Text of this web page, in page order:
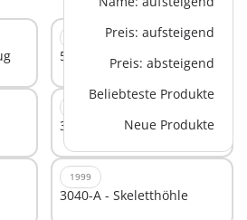
Preis: aufsteigend
Preis: absteigend
Beliebteste Produkte
Neue Produkte
5316-A - Wohnzimmer
3043-A - Offroad Racer
1999
3040-A - Skeletthöhle